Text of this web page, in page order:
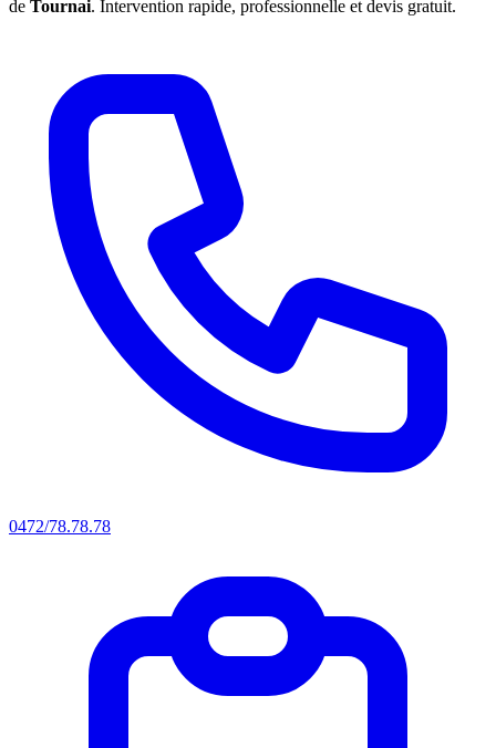
de Tournai. Intervention rapide, professionnelle et devis gratuit.
0472/78.78.78